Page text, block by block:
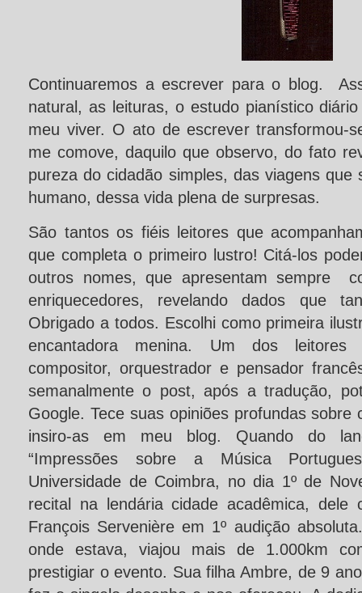
Continuaremos a escrever para o blog.
natural, as leituras, o estudo pianístico
meu viver. O ato de escrever transformou-
me comove, daquilo que observo, do fato
pureza do cidadão simples, das viagens que
humano, dessa vida plena de surpresas.
São tantos os fiéis leitores que
que completa o primeiro lustro! Citá-los
outros nomes, que apresentam sempre
enriquecedores, revelando dados que
Obrigado a todos. Escolhi como primeira
encantadora menina. Um dos leitores
compositor, orquestrador e pensador
semanalmente o post, após a tradução,
Google. Tece suas opiniões profundas
insiro-as em meu blog. Quando do
“Impressões sobre a Música
Universidade de Coimbra, no dia 1º de
recital na lendária cidade acadêmica, dele
François Servenière em 1º audição
onde estava, viajou mais de 1.000km
prestigiar o evento. Sua filha Ambre, de 9